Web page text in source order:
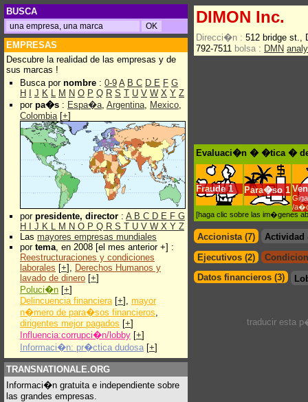
BUSCA
EMPRESAS
Descubre la realidad de las empresas y de
sus marcas !
Busca por nombre : 0-9 A B C D E F G
H
J K L M N O P Q R S T U V W X Y Z
por pa�s : Espa�a, Argentina, Mexico,
Colombia[+]
por presidente, director : A B C D E F G
H
J K L M N O P Q R S T U V W X Y Z
Las mayores empresas mundiales
por tema, en 2008 [el mes anterior +] :
Reestructuraciones y condiciones
laborales [+], Derechos Humanos y
lavado de dinero [+]
Poluci�n [+]
Delincuencia financiera[+], mayor
n�mero de para�sos financieros,
dirigentes mejor pagados [+]
Influencia:corrupci�n/lobby [+]
Informaci�n: pr�ctica dudosa [+]
TRANSNATIONALE.ORG
Informaci�n gratuita e independiente sobre
las grandes empresas.
DIMON Inc.
Direcci�n : 512 bridge st.,
792-7511 bolsa : DMN
Evaluaci�n � �tica �
Fraude 1 Para�so 1
/
[haga clic sobre las im�genes
Accionista (7)
Actividad
Ejecutivos (2)
Datos financieros (3)
traducir esta